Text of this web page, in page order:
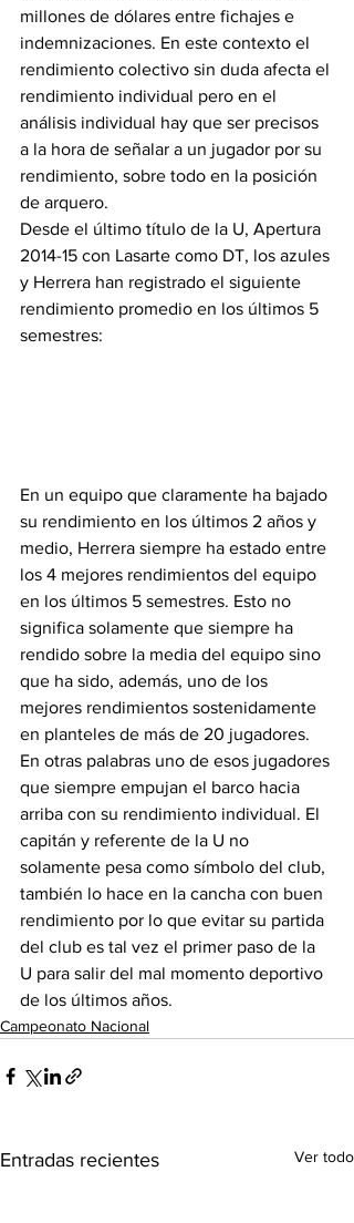
millones de dólares entre fichajes e
indemnizaciones. En este contexto el
rendimiento colectivo sin duda afecta el
rendimiento individual pero en el
análisis individual hay que ser precisos
a la hora de señalar a un jugador por su
rendimiento, sobre todo en la posición
de arquero.
Desde el último título de la U, Apertura
2014-15 con Lasarte como DT, los azules
y Herrera han registrado el siguiente
rendimiento promedio en los últimos 5
semestres:
En un equipo que claramente ha bajado
su rendimiento en los últimos 2 años y
medio, Herrera siempre ha estado entre
los 4 mejores rendimientos del equipo
en los últimos 5 semestres. Esto no
significa solamente que siempre ha
rendido sobre la media del equipo sino
que ha sido, además, uno de los
mejores rendimientos sostenidamente
en planteles de más de 20 jugadores.
En otras palabras uno de esos jugadores
que siempre empujan el barco hacia
arriba con su rendimiento individual. El
capitán y referente de la U no
solamente pesa como símbolo del club,
también lo hace en la cancha con buen
rendimiento por lo que evitar su partida
del club es tal vez el primer paso de la
U para salir del mal momento deportivo
de los últimos años.
Campeonato Nacional
Entradas recientes Ver todo